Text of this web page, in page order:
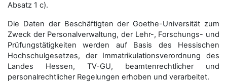
Absatz 1 c).
Die Daten der Beschäftigten der Goethe-Universität zum
Zweck der Personal­verwaltung, der Lehr-, Forschungs- und
Prüfungstätigkeiten werden auf Basis des Hessischen
Hochschulgesetzes, der Immatrikulations­verordnung des
Landes Hessen, TV-GU, beamtenrechtlicher und
personalrechtlicher Regelungen erhoben und verarbeitet.